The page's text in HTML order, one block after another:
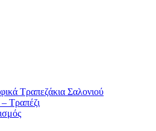
Τραπεζάκια Σαλονιού
Τραπέζι